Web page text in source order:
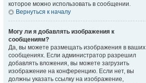
которое можно использовать в сообщении.
Вернуться к началу
Могу ли я добавлять изображения к
сообщениям?
Да, вы можете размещать изображения в ваших
сообщениях. Если администратор разрешил
добавлять вложения, вы можете загрузить
изображение на конференцию. Если нет, вы
должны указать ссылку на изображение,